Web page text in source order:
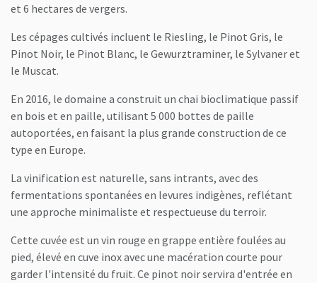
et 6 hectares de vergers.
Les cépages cultivés incluent le Riesling, le Pinot Gris, le
Pinot Noir, le Pinot Blanc, le Gewurztraminer, le Sylvaner et
le Muscat.
En 2016, le domaine a construit un chai bioclimatique passif
en bois et en paille, utilisant 5 000 bottes de paille
autoportées, en faisant la plus grande construction de ce
type en Europe.
La vinification est naturelle, sans intrants, avec des
fermentations spontanées en levures indigènes, reflétant
une approche minimaliste et respectueuse du terroir.
Cette cuvée est un vin rouge en grappe entière foulées au
pied, élevé en cuve inox avec une macération courte pour
garder l'intensité du fruit. Ce pinot noir servira d'entrée en